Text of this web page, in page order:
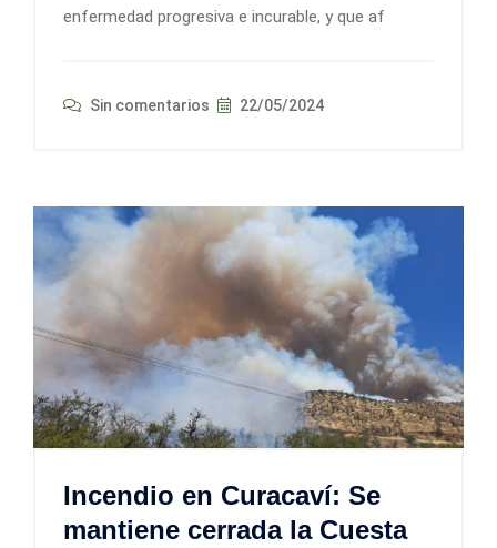
enfermedad progresiva e incurable, y que af
Sin comentarios 22/05/2024
Incendio en Curacaví: Se
mantiene cerrada la Cuesta